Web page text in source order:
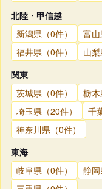
北陸・甲信越
新潟県（0件）
富山
福井県（0件）
山梨
関東
茨城県（0件）
栃木
埼玉県（20件）
千
神奈川県（0件）
東海
岐阜県（0件）
静岡